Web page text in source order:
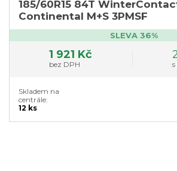
185/60R15 84T
Continental M+S 3PMSF
SLEVA 36%
1 921 Kč
bez DPH
Skladem na
centrále:
12 ks